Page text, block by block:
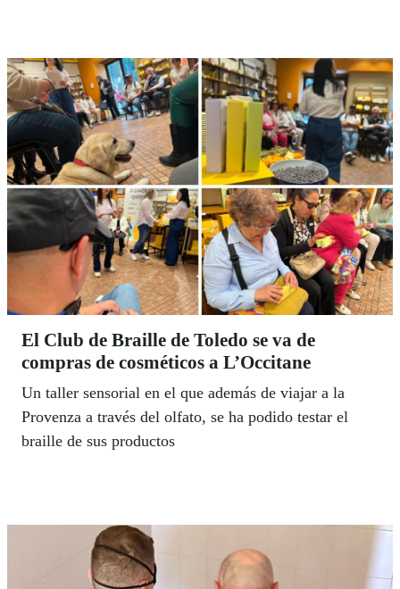
El Club de Braille de Toledo se va de
compras de cosméticos a L’Occitane
Un taller sensorial en el que además de viajar a la
Provenza a través del olfato, se ha podido testar el
braille de sus productos